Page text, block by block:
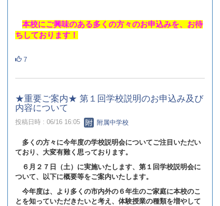
本校にご興味のある多くの方々のお申込みを、お待
ちしております！
7
★重要ご案内★ 第１回学校説明のお申込み及び
内容について
投稿日時 : 06/16 16:05 附属中学校
多くの方々に今年度の学校説明会についてご注目いただい
ており、大変有難く思っております。
６月２７日（土）に実施いたします、第１回学校説明会に
ついて、以下に概要等をご案内いたします。
今年度は、より多くの市内外の６年生のご家庭に本校のこ
とを知っていただきたいと考え、体験授業の種類を増やして